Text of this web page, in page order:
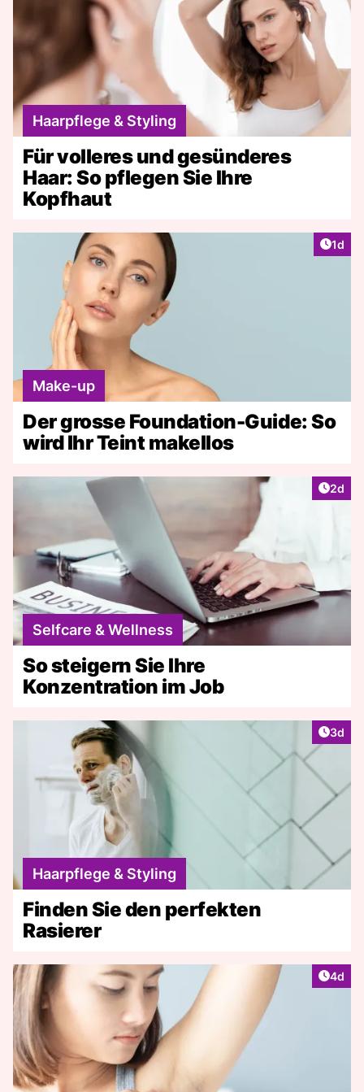
Haarpflege & Styling
Für volleres und gesünderes
Haar: So pflegen Sie Ihre
Kopfhaut
1d
Make-up
Der grosse Foundation-Guide: So
wird Ihr Teint makellos
2d
Selfcare & Wellness
So steigern Sie Ihre
Konzentration im Job
3d
Haarpflege & Styling
Finden Sie den perfekten
Rasierer
4d